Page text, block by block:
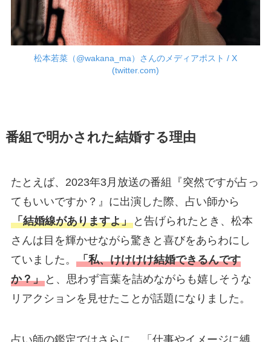
松本若菜（@wakana_ma）さんのメディアポスト / X
(twitter.com)
番組で明かされた結婚する理由
たとえば、2023年3月放送の番組『突然ですが占っ
てもいいですか？』に出演した際、占い師から
「結婚線がありますよ」と告げられたとき、松本
さんは目を輝かせながら驚きと喜びをあらわにし
ていました。 「私、けけけけ結婚できるんです
か？」と、思わず言葉を詰めながらも嬉しそうな
リアクションを見せたことが話題になりました。
占い師の鑑定ではさらに、「仕事やイメージに縛